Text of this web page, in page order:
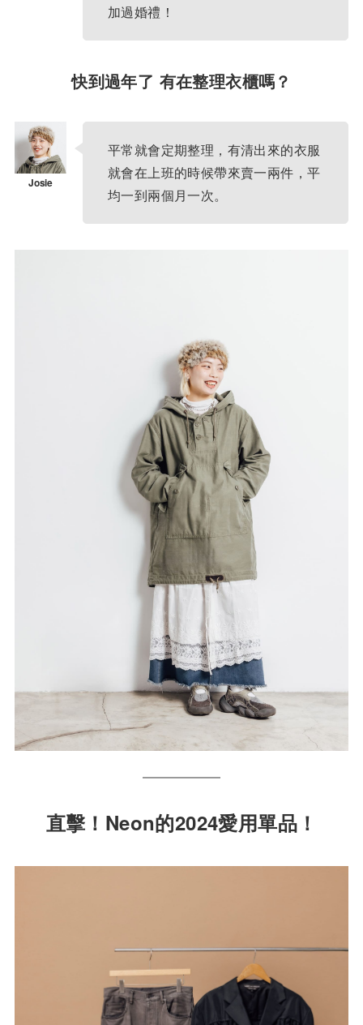
加過婚禮！
快到過年了 有在整理衣櫃嗎？
平常就會定期整理，有清出來的衣服
就會在上班的時候帶來賣一兩件，平
均一到兩個月一次。
直擊！Neon的2024愛用單品！